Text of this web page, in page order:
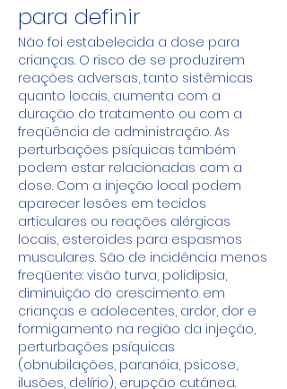
para definir
Não foi estabelecida a dose para
crianças. O risco de se produzirem
reações adversas, tanto sistêmicas
quanto locais, aumenta com a
duração do tratamento ou com a
freqüência de administração. As
perturbações psíquicas também
podem estar relacionadas com a
dose. Com a injeção local podem
aparecer lesões em tecidos
articulares ou reações alérgicas
locais, esteroides para espasmos
musculares. São de incidência menos
freqüente: visão turva, polidipsia,
diminuição do crescimento em
crianças e adolecentes, ardor, dor e
formigamento na região da injeção,
perturbações psíquicas
(obnubilações, paranóia, psicose,
ilusões, delírio), erupção cutânea.